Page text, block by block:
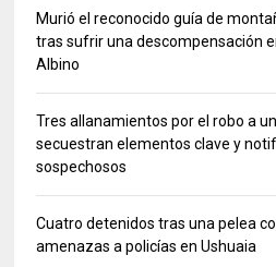
Murió el reconocido guía de
tras sufrir una descompensación
Albino
Tres allanamientos por el robo a
secuestran elementos clave y
sospechosos
Cuatro detenidos tras una pelea
amenazas a policías en Ushuaia